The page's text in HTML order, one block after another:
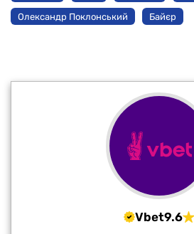
Олександр Поклонський Байєр
Vbet9.6